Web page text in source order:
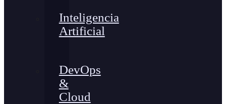
Inteligencia
Artificial
DevOps
&
Cloud